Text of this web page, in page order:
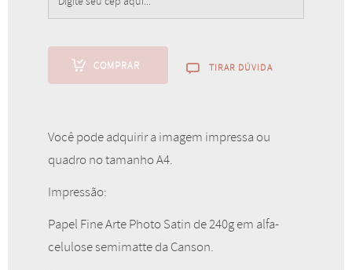
A partir de
75,00
COMPRAR TIRAR DÚVIDA
Você pode adquirir a imagem impressa ou
quadro no tamanho A4.
Impressão:
Papel Fine Arte Photo Satin de 240g em alfa-
celulose semimatte da Canson.